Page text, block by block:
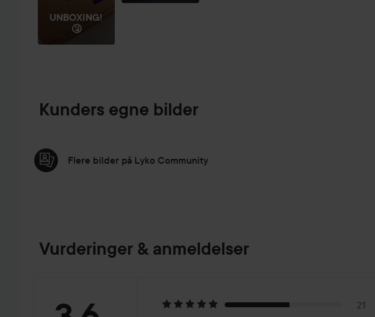
UNBOXING!
🤧
Kunders egne bilder
Flere bilder på Lyko Community
Vurderinger & anmeldelser
21